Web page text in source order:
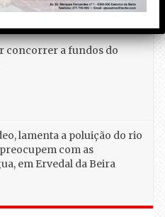
concorrer a fundos do
lamenta a poluição do rio
com as
em Ervedal da Beira